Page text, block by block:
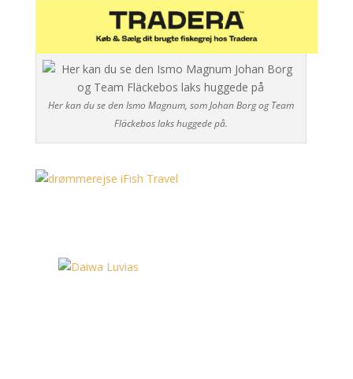
Her kan du se den Ismo Magnum, som Johan Borg og Team
Fläckebos laks huggede på.